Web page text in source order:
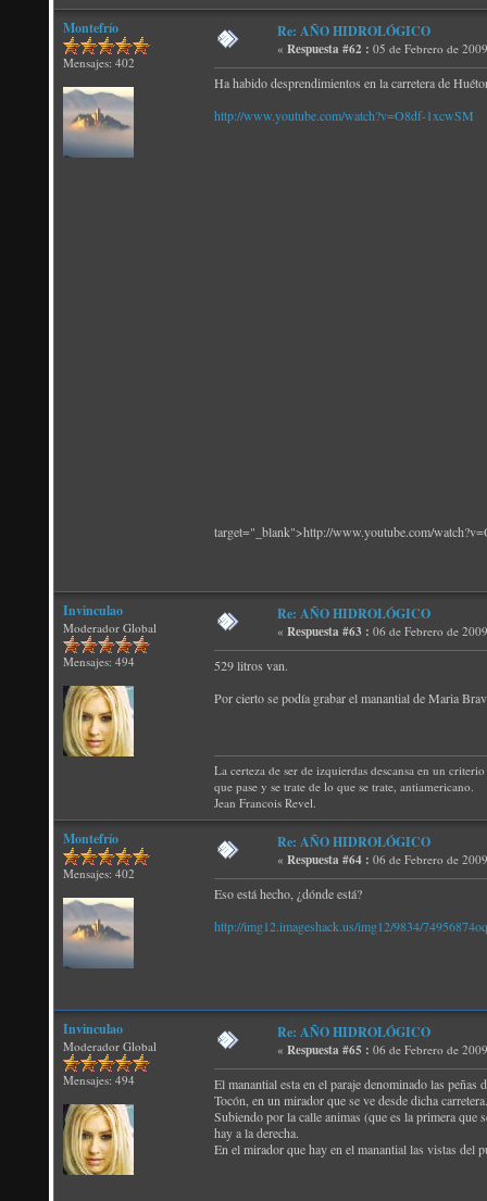
Montefrío
Mensajes: 402
Re: AÑO HIDROLÓGICO
« Respuesta #62 : 05 de Febrero de
Ha habido desprendimientos en la carretera de
http://www.youtube.com/watch?v=O8df-1xcwSM
target="_blank">http://www.youtube.com/
Invinculao
Moderador Global
Mensajes: 494
Re: AÑO HIDROLÓGICO
« Respuesta #63 : 06 de Febrero de
529 litros van.
Por cierto se podía grabar el manantial de Maria
La certeza de ser de izquierdas descansa en un
que pase y se trate de lo que se trate, antiamericano.
Jean Francois Revel.
Montefrío
Mensajes: 402
Re: AÑO HIDROLÓGICO
« Respuesta #64 : 06 de Febrero de
Eso está hecho, ¿dónde está?
http://img12.imageshack.us/img12/9834/
Invinculao
Moderador Global
Mensajes: 494
Re: AÑO HIDROLÓGICO
« Respuesta #65 : 06 de Febrero de
El manantial esta en el paraje denominado las
Tocón, en un mirador que se ve desde dicha carretera.
Subiendo por la calle animas (que es la primera que
hay a la derecha.
En el mirador que hay en el manantial las vistas del